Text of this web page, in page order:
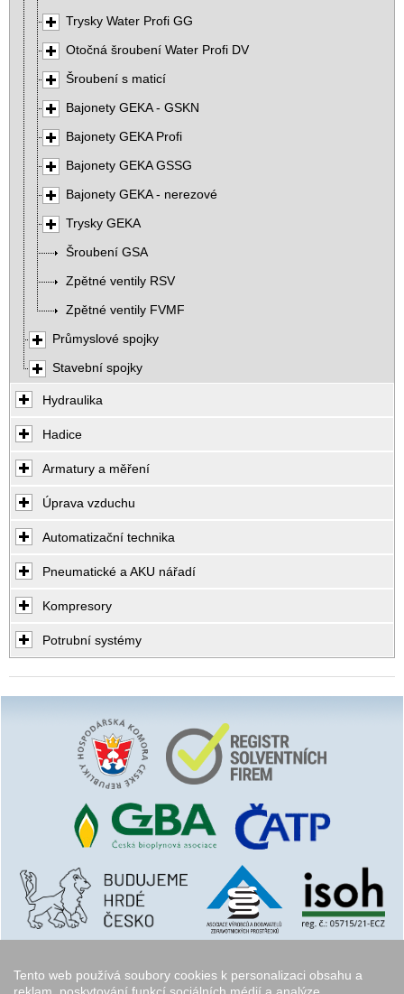
Tento web používá soubory cookies k personalizaci obsahu a
Trysky Water Profi GG
Otočná šroubení Water Profi DV
Šroubení s maticí
Bajonety GEKA - GSKN
Bajonety GEKA Profi
Bajonety GEKA GSSG
Bajonety GEKA - nerezové
Trysky GEKA
Šroubení GSA
Zpětné ventily RSV
Zpětné ventily FVMF
Průmyslové spojky
Stavební spojky
Hydraulika
Hadice
Armatury a měření
Úprava vzduchu
Automatizační technika
Pneumatické a AKU nářadí
Kompresory
Potrubní systémy